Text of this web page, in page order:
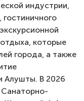
индустрии,
которые
города, а также
Алушты. В 2026
Санаторно-